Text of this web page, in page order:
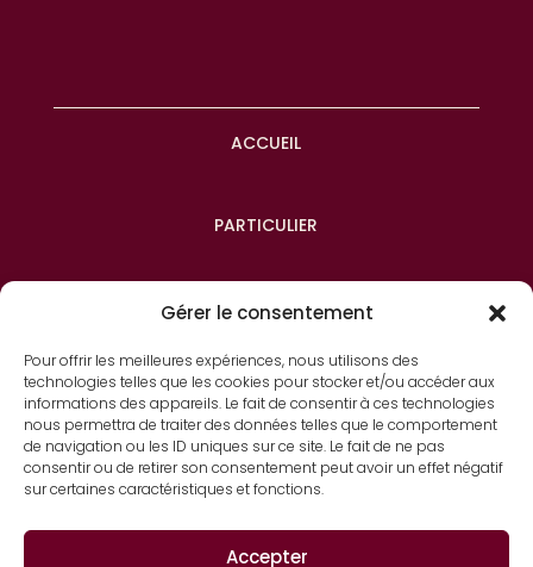
Gérer le consentement
Pour offrir les meilleures expériences, nous utilisons des
technologies telles que les cookies pour stocker et/ou accéder aux
informations des appareils. Le fait de consentir à ces technologies
nous permettra de traiter des données telles que le comportement
de navigation ou les ID uniques sur ce site. Le fait de ne pas
consentir ou de retirer son consentement peut avoir un effet négatif
sur certaines caractéristiques et fonctions.
Accepter
ACCUEIL
PARTICULIER
ENTREPRISE
À PROPOS
CONTACT